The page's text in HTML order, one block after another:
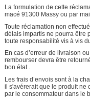
La formulation de cette
macé 91300 Massy ou par
Toute réclamation non
délais impartis ne pourra être
toute responsabilité vis à vis
En cas d’erreur de livraison
rembourser devra être
bon état .
Les frais d’envois sont à la
il s'avérerait que le produit ne
par le consommateur dans le